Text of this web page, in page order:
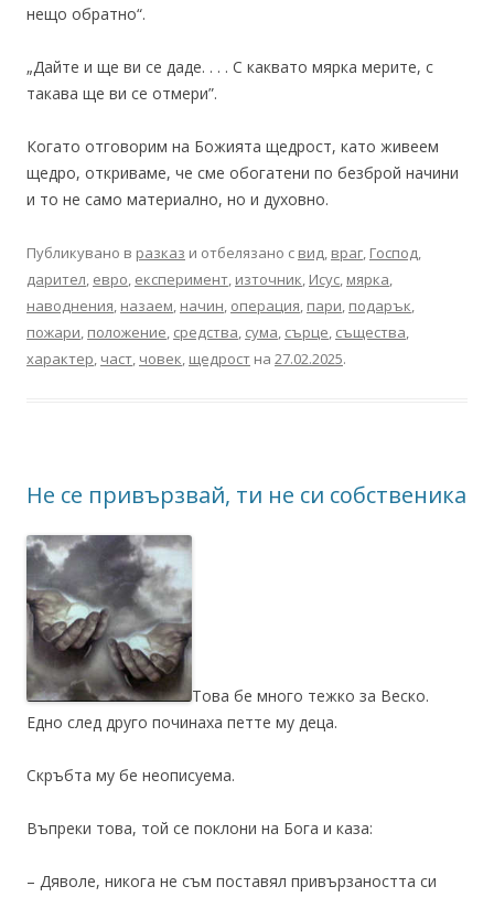
нещо обратно“.
„Дайте и ще ви се даде. . . . С каквато мярка мерите, с
такава ще ви се отмери”.
Когато отговорим на Божията щедрост, като живеем
щедро, откриваме, че сме обогатени по безброй начини
и то не само материално, но и духовно.
Публикувано в разказ и отбелязано с вид, враг, Господ,
дарител, евро, експеримент, източник, Исус, мярка,
наводнения, назаем, начин, операция, пари, подарък,
пожари, положение, средства, сума, сърце, същества,
характер, част, човек, щедрост на 27.02.2025.
Не се привързвай, ти не си собственика
Това бе много тежко за Веско.
Едно след друго починаха петте му деца.
Скръбта му бе неописуема.
Въпреки това, той се поклони на Бога и каза:
– Дяволе, никога не съм поставял привързаността си